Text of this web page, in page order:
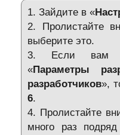
1. Зайдите в «
2. Пролистайте
выберите это.
3. Если вам
«Параметры
разработчиков»,
6.
4. Пролистайте
много раз подряд